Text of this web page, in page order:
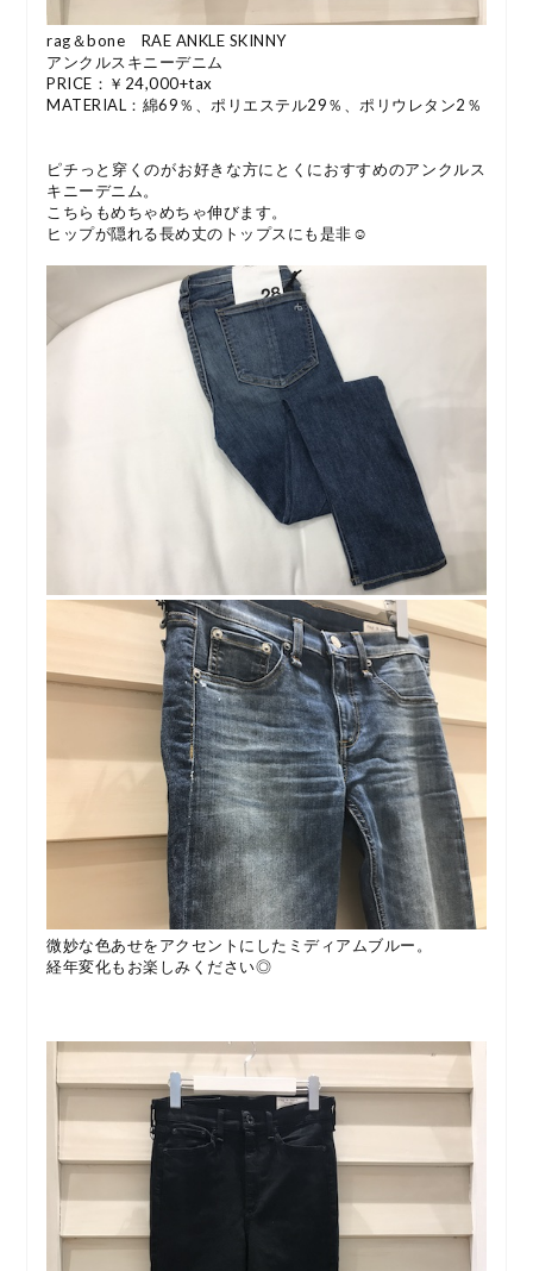
rag＆bone RAE ANKLE SKINNY
アンクルスキニーデニム
PRICE：￥24,000+tax
MATERIAL：綿69％、ポリエステル29％、ポリウレタン2％
ピチっと穿くのがお好きな方にとくにおすすめのアンクルス
キニーデニム。
こちらもめちゃめちゃ伸びます。
ヒップが隠れる長め丈のトップスにも是非☺︎
微妙な色あせをアクセントにしたミディアムブルー。
経年変化もお楽しみください◎